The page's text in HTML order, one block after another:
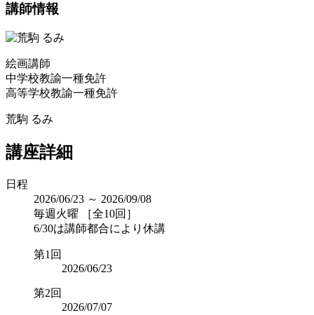
講師情報
絵画講師
中学校教諭一種免許
高等学校教諭一種免許
荒駒 るみ
講座詳細
日程
2026/06/23 ～ 2026/09/08
毎週火曜 ［全10回］
6/30は講師都合により休講
第1回
2026/06/23
第2回
2026/07/07